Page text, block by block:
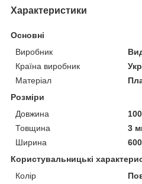
Характеристики
Основні
Виробник
Країна виробник
Матеріал
Розміри
Довжина
Товщина
3
Ширина
Користувальницькі
Колір